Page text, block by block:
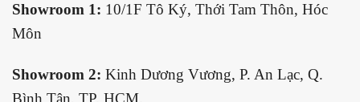
Showroom 1: 10/1F Tô Ký, Thới Tam Thôn, Hóc
Môn
Showroom 2: Kinh Dương Vương, P. An Lạc, Q.
Bình Tân, TP. HCM.